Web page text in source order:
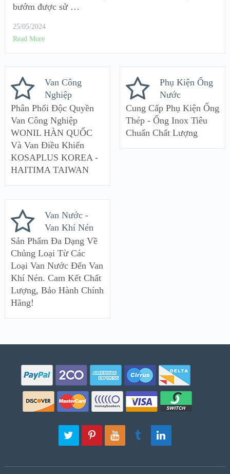
bướm được sử …
25/05/2024
Read More
Van Công
Nghiệp
Phân Phối Độc Quyền
Van Công Nghiệp
WONIL HÀN QUỐC
Và Van Điều Khiển
KOSAPLUS KOREA -
HAITIMA TAIWAN
Phụ Kiện Ống
Nước
Cung Cấp Phụ Kiện Ống
Thép - Ống Inox Tiêu
Chuẩn Chất Lượng
Van Nước -
Van Khí Nén
Sản Phẩm Đa Dạng Về
Chủng Loại Từ Các
Loại Van Nước Đến Van
Khí Nén. Cam Kết Chất
Lượng, Bảo Hành Chính
Hãng!